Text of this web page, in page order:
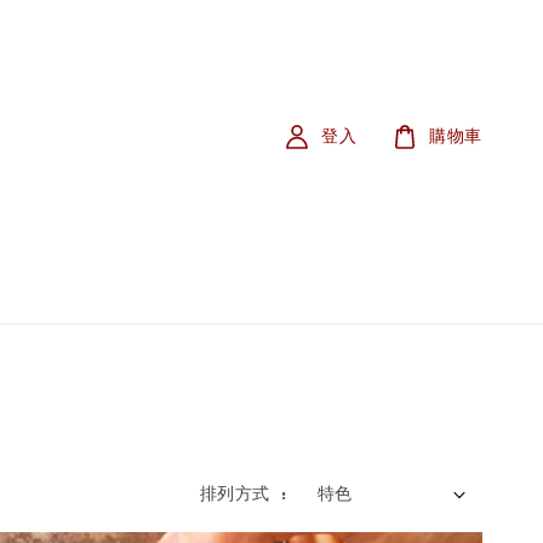
登入 購物車
排列方式 :